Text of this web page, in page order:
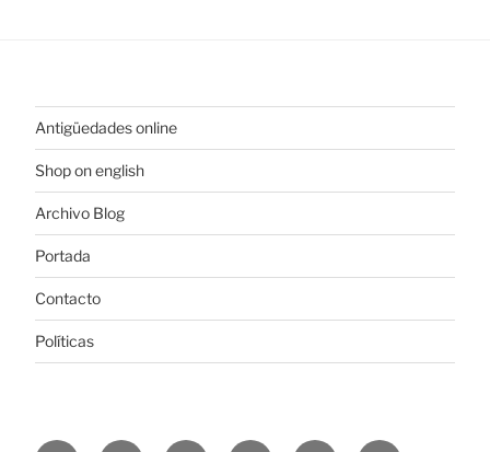
Antigüedades online
Shop on english
Archivo Blog
Portada
Contacto
Políticas